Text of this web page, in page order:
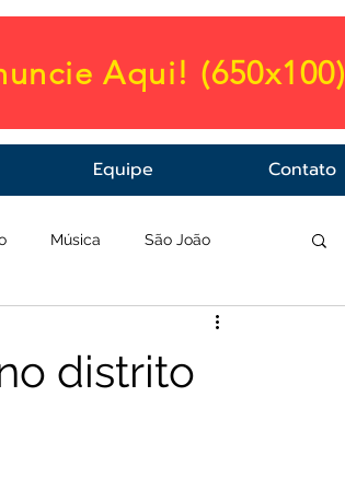
Aqui! (650x100)
Equipe Contato
Música São João
distrito